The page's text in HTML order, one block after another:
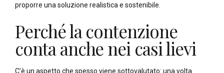
proporre una soluzione realistica e sostenibile.
Perché la contenzione
conta anche nei casi lievi
C’è un aspetto che spesso viene sottovalutato: una volta